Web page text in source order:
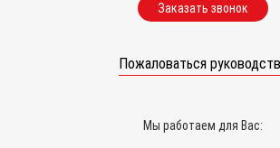
Заказать звонок
Пожаловаться
Мы работаем для Вас: